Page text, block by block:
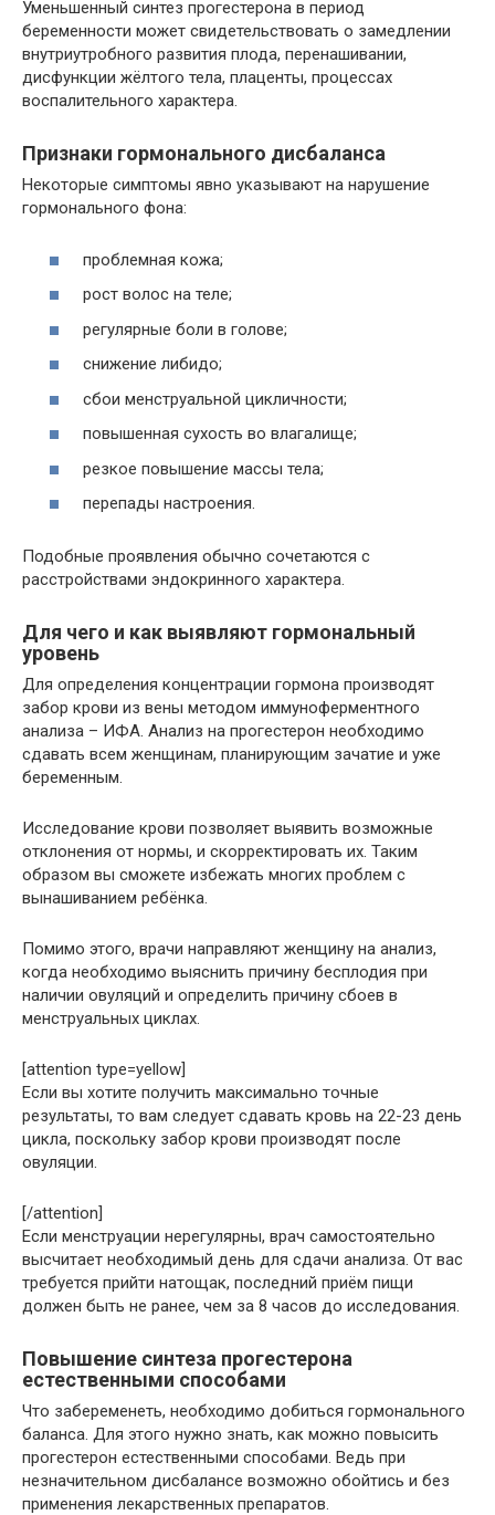
Уменьшенный синтез прогестерона в период
беременности может свидетельствовать о замедлении
внутриутробного развития плода, перенашивании,
дисфункции жёлтого тела, плаценты, процессах
воспалительного характера.
Признаки гормонального дисбаланса
Некоторые симптомы явно указывают на нарушение
гормонального фона:
проблемная кожа;
рост волос на теле;
регулярные боли в голове;
снижение либидо;
сбои менструальной цикличности;
повышенная сухость во влагалище;
резкое повышение массы тела;
перепады настроения.
Подобные проявления обычно сочетаются с
расстройствами эндокринного характера.
Для чего и как выявляют гормональный
уровень
Для определения концентрации гормона производят
забор крови из вены методом иммуноферментного
анализа – ИФА. Анализ на прогестерон необходимо
сдавать всем женщинам, планирующим зачатие и уже
беременным.
Исследование крови позволяет выявить возможные
отклонения от нормы, и скорректировать их. Таким
образом вы сможете избежать многих проблем с
вынашиванием ребёнка.
Помимо этого, врачи направляют женщину на анализ,
когда необходимо выяснить причину бесплодия при
наличии овуляций и определить причину сбоев в
менструальных циклах.
[attention type=yellow]
Если вы хотите получить максимально точные
результаты, то вам следует сдавать кровь на 22-23 день
цикла, поскольку забор крови производят после
овуляции.
[/attention]
Если менструации нерегулярны, врач самостоятельно
высчитает необходимый день для сдачи анализа. От вас
требуется прийти натощак, последний приём пищи
должен быть не ранее, чем за 8 часов до исследования.
Повышение синтеза прогестерона
естественными способами
Что забеременеть, необходимо добиться гормонального
баланса. Для этого нужно знать, как можно повысить
прогестерон естественными способами. Ведь при
незначительном дисбалансе возможно обойтись и без
применения лекарственных препаратов.